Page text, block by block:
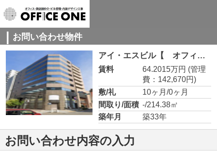
お問い合わせ物件
アイ・エスビル【 オフィスおすすめ 】 6階
賃料 64.2015万円 (管理
費：142,670円)
敷/礼
10ヶ月/0ヶ月
間取り/面積 -/214.38㎡
築年月
築33年
お問い合わせ内容の入力